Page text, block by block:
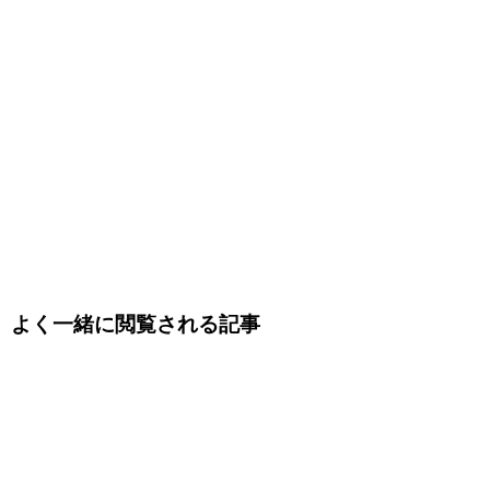
よく一緒に閲覧される記事